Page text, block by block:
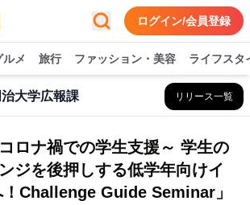
ログイン/会員登録
ルメ 旅行 ファッション・美容 ライフスタ
大学広報課 リリース一覧
ロナ禍での学生支援～ 学生の
ジを後押しする低学年向けイ
Challenge Guide Seminar」